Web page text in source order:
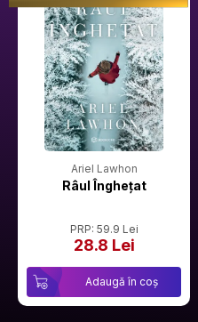
Ariel Lawhon
Râul Înghețat
PRP: 59.9 Lei
28.8 Lei
Adaugă în coș